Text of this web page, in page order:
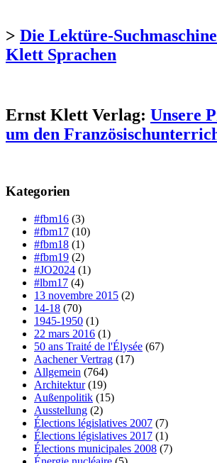
> Die Lektüre-
Klett Sprachen
Ernst Klett Verlag: Unsere
um den
Kategorien
#fbm16 (3)
#fbm17 (10)
#fbm18 (1)
#fbm19 (2)
#JO2024 (1)
#lbm17 (4)
13 novembre 2015 (2)
14-18 (70)
1945-1950 (1)
22 mars 2016 (1)
50 ans Traité de l'Élysée (67)
Aachener Vertrag (17)
Allgemein (764)
Architektur(19)
Außenpolitik (15)
Ausstellung (2)
Élections législatives 2007 (7)
Élections législatives 2017 (1)
Élections municipales 2008 (7)